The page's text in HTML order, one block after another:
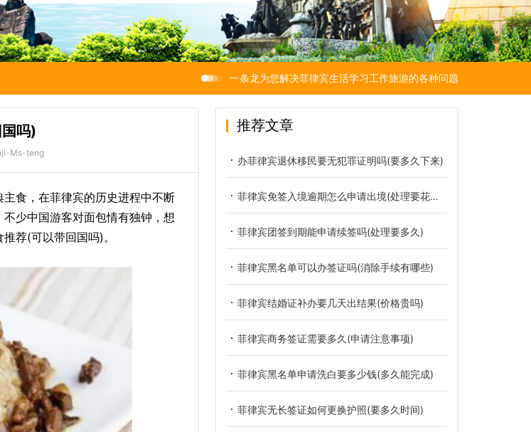
一条龙为您解决菲律宾生活学习工作旅游的各种问题
吗)
Ms-teng
食，在菲律宾的历史进程中不断
少中国游客对面包情有独钟，想
荐(可以带回国吗)。
推荐文章
办菲律宾退休移民要无犯罪证明吗(要多久下来)
菲律宾免签入境逾期怎么申请出境(处理要花多少钱)
菲律宾团签到期能申请续签吗(处理要多久)
菲律宾黑名单可以办签证吗(消除手续有哪些)
菲律宾结婚证补办要几天出结果(价格贵吗)
菲律宾商务签证需要多久(申请注意事项)
菲律宾黑名单申请洗白要多少钱(多久能完成)
菲律宾无长签证如何更换护照(要多久时间)